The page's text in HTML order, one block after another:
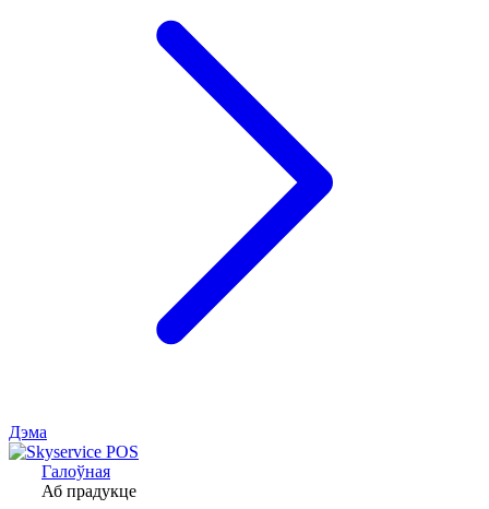
Дэма
Галоўная
Аб прадукце